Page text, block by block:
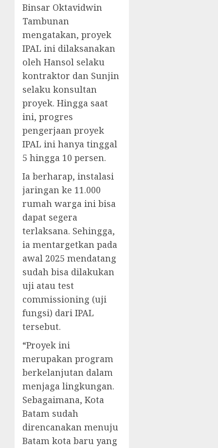
Binsar Oktavidwin
Tambunan
mengatakan, proyek
IPAL ini dilaksanakan
oleh Hansol selaku
kontraktor dan Sunjin
selaku konsultan
proyek. Hingga saat
ini, progres
pengerjaan proyek
IPAL ini hanya tinggal
5 hingga 10 persen.
Ia berharap, instalasi
jaringan ke 11.000
rumah warga ini bisa
dapat segera
terlaksana. Sehingga,
ia mentargetkan pada
awal 2025 mendatang
sudah bisa dilakukan
uji atau test
commissioning (uji
fungsi) dari IPAL
tersebut.
“Proyek ini
merupakan program
berkelanjutan dalam
menjaga lingkungan.
Sebagaimana, Kota
Batam sudah
direncanakan menuju
Batam kota baru yang